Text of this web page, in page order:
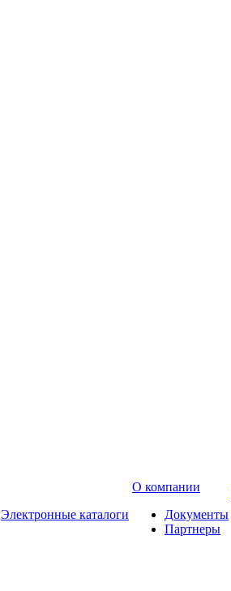
Электронные каталоги
О компании
Документы
Партнеры